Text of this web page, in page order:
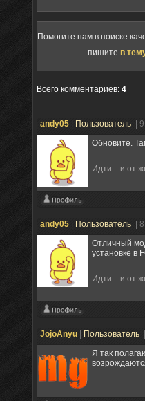
Помогите нам в поиске
пишите в
Всего комментариев: 4
andy05 Пользователь
|
Обновите.
Идти... и от
andy05 Пользователь
|
Отличный
установке в
Идти... и от
JojoAnyu Пользователь
Я так